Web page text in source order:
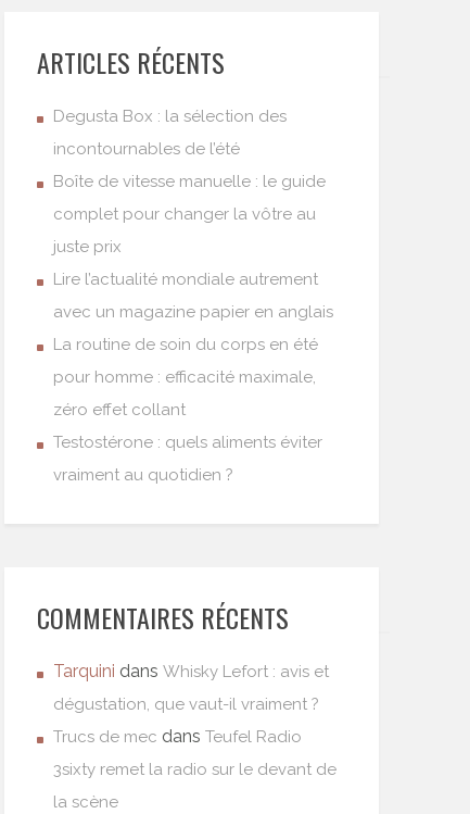
ARTICLES RÉCENTS
Degusta Box : la sélection des
incontournables de l’été
Boîte de vitesse manuelle : le guide
complet pour changer la vôtre au
juste prix
Lire l’actualité mondiale autrement
avec un magazine papier en anglais
La routine de soin du corps en été
pour homme : efficacité maximale,
zéro effet collant
Testostérone : quels aliments éviter
vraiment au quotidien ?
COMMENTAIRES RÉCENTS
Tarquini dans Whisky Lefort : avis et
dégustation, que vaut-il vraiment ?
Trucs de mec dans Teufel Radio
3sixty remet la radio sur le devant de
la scène